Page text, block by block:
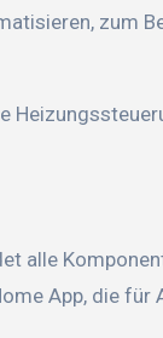
zum
alle
App, die für